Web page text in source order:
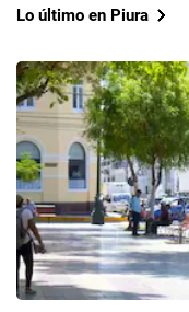
Lo último en Piura